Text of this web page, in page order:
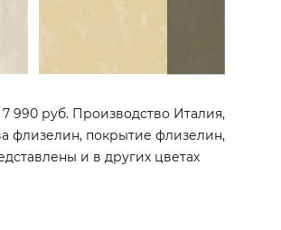
990 руб. Производство Италия,
флизелин, покрытие флизелин,
и в других цветах